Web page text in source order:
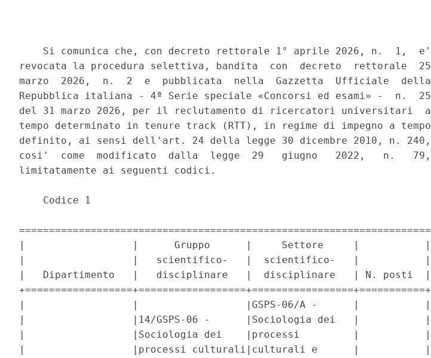
    Si comunica che, con decreto rettorale 1° aprile 2026, n.  1,  e'
revocata la procedura selettiva, bandita  con  decreto  rettorale  25
marzo  2026,  n.  2  e  pubblicata  nella  Gazzetta  Ufficiale  della
Repubblica italiana - 4ª Serie speciale «Concorsi ed esami» -  n.  25
del 31 marzo 2026, per il reclutamento di ricercatori universitari  a
tempo determinato in tenure track (RTT), in regime di impegno a tempo
definito, ai sensi dell'art. 24 della legge 30 dicembre 2010, n. 240,
cosi'  come  modificato  dalla  legge  29   giugno   2022,   n.   79,
limitatamente ai seguenti codici.
    Codice 1
=====================================================================
|                  |      Gruppo      |     Settore     |           |
|                  |   scientifico-   |  scientifico-   |           |
|   Dipartimento   |   disciplinare   |  disciplinare   | N. posti  |
+==================+==================+=================+===========+
|                  |                  |GSPS-06/A -      |           |
|                  |14/GSPS-06 -      |Sociologia dei   |           |
|                  |Sociologia dei    |processi         |           |
|                  |processi culturali|culturali e      |           |